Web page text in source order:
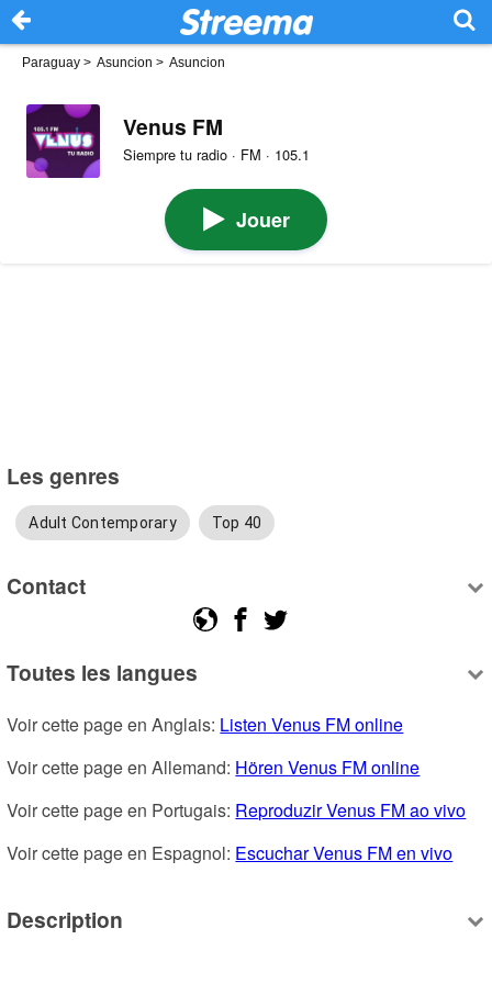
Paraguay > Asuncion > Asuncion
Venus FM
Siempre tu radio · FM · 105.1
Jouer
Les genres
Adult Contemporary Top 40
Contact
Toutes les langues
Voir cette page en Anglais: Listen Venus FM online
Voir cette page en Allemand: Hören Venus FM online
Voir cette page en Portugais: Reproduzir Venus FM ao vivo
Voir cette page en Espagnol: Escuchar Venus FM en vivo
Description